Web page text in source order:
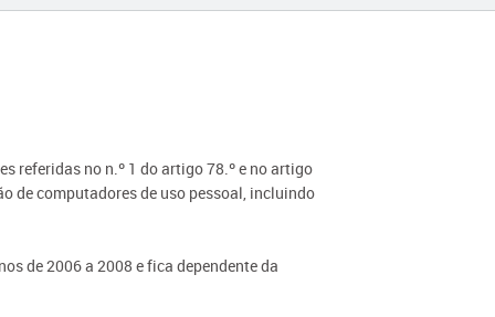
referidas no n.º 1 do artigo 78.º e no artigo
de computadores de uso pessoal, incluindo
de 2006 a 2008 e fica dependente da